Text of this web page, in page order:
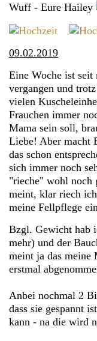
Wuff - Eure Hailey
09.02.2019
Eine Woche ist
vergangen und
vielen
Frauchen immer
Mama sein soll,
Liebe! Aber macht
das schon
sich immer noch
"rieche" wohl noch
meint, klar riech
meine Fellpflege
Bzgl. Gewicht hab
mehr) und der
meint ja das meine
erstmal
Anbei nochmal 2
dass sie gespannt
kann - na die wird